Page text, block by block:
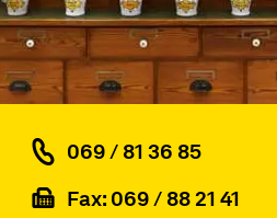
069 / 81 36 85
Fax: 069 / 88 21 41